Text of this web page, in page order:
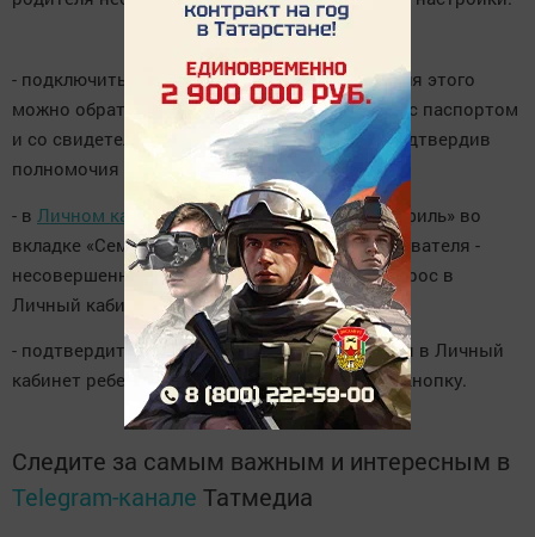
- подключить ребенка кЛичному кабинету. Для этого
можно обратиться в любой налоговый орган с паспортом
и со свидетельством о рождении ребёнка, подтвердив
полномочия законного представителя.
- в Личном кабинетродителя в разделе «Профиль» во
вкладке «Семейный доступ» добавить пользователя -
несовершеннолетнего ребенка, отправив запрос в
Личный кабинет ребенка.
- подтвердить направленный запрос, перейдя в Личный
кабинет ребенка и нажав соответствующую кнопку.
Следите за самым важным и интересным в
Telegram-канале Татмедиа